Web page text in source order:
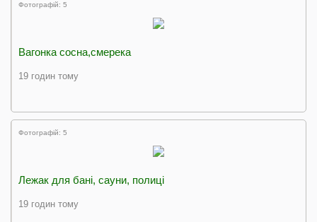
Фотографій: 5
Вагонка сосна,смерека
19 годин тому
Фотографій: 5
Лежак для бані, сауни, полиці
19 годин тому